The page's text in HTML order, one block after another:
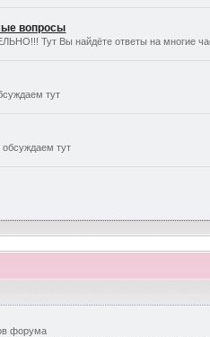
вопросы
Тут Вы найдёте ответы на многие
тут
тут
форума